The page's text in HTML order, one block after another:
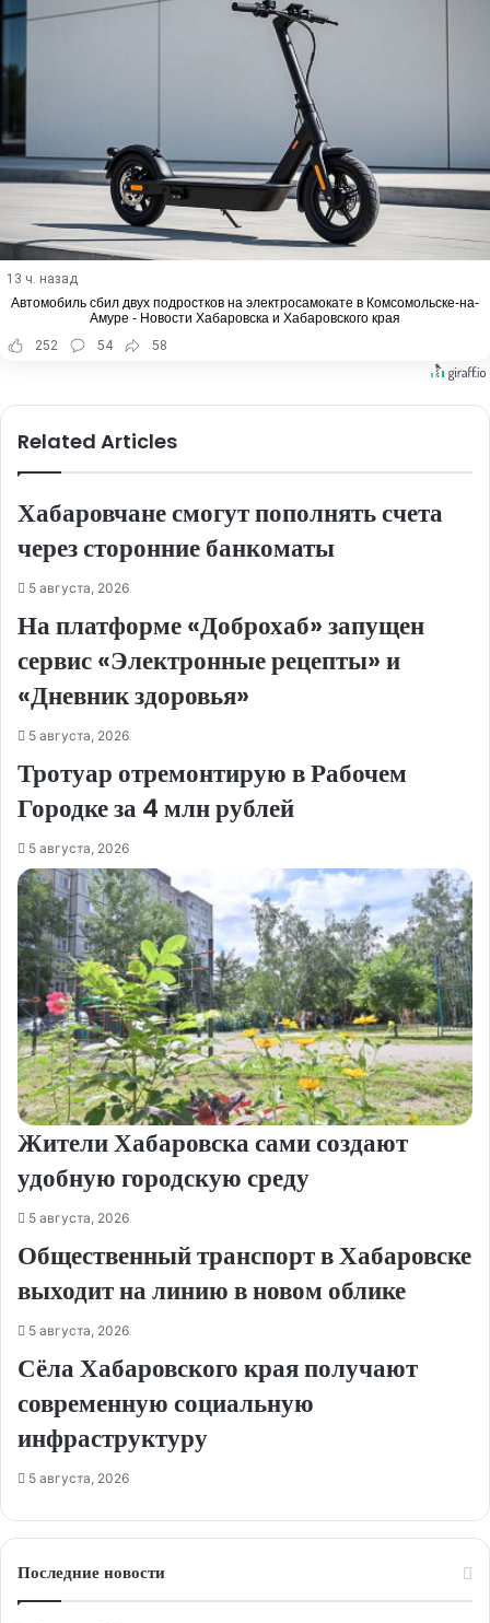
13 ч. назад
Автомобиль сбил двух подростков на электросамокате в Комсомольске-на-
Амуре - Новости Хабаровска и Хабаровского края
252
54 58
Related Articles
Хабаровчане смогут пополнять счета
через сторонние банкоматы
5 августа, 2026
На платформе «Доброхаб» запущен
сервис «Электронные рецепты» и
«Дневник здоровья»
5 августа, 2026
Тротуар отремонтирую в Рабочем
Городке за 4 млн рублей
5 августа, 2026
Жители Хабаровска сами создают
удобную городскую среду
5 августа, 2026
Общественный транспорт в Хабаровске
выходит на линию в новом облике
5 августа, 2026
Сёла Хабаровского края получают
современную социальную
инфраструктуру
5 августа, 2026
Последние новости